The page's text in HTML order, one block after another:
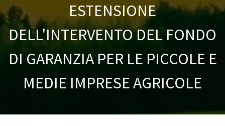
ESTENSIONE
DELL'INTERVENTO DEL FONDO
DI GARANZIA PER LE PICCOLE E
MEDIE IMPRESE AGRICOLE